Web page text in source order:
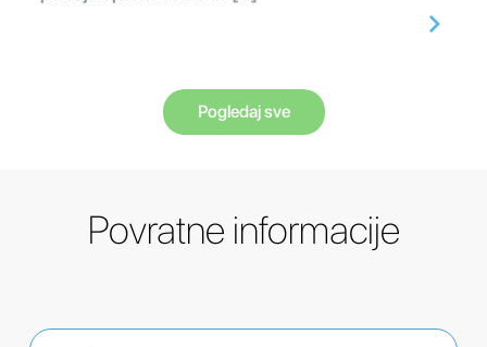
Pogledaj sve
Povratne informacije